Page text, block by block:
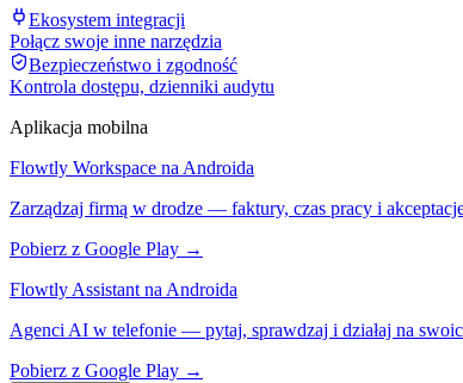
Ekosystem integracji
Połącz swoje inne narzędzia
Bezpieczeństwo i zgodność
Kontrola dostępu, dzienniki audytu
Aplikacja mobilna
Flowtly Workspace na Androida
Zarządzaj firmą w drodze — faktury, czas pracy i
Pobierz z Google Play →
Flowtly Assistant na Androida
Agenci AI w telefonie — pytaj, sprawdzaj i działaj na
Pobierz z Google Play →